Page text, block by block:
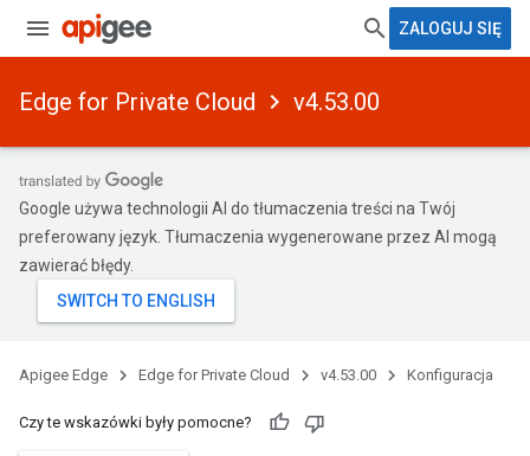
ZALOGUJ SIĘ
Edge for Private Cloud v4.53.00
Google używa technologii AI do tłumaczenia treści na Twój
preferowany język. Tłumaczenia wygenerowane przez AI mogą
zawierać błędy.
Apigee Edge Edge for Private Cloud v4.53.00 Konfiguracja
Czy te wskazówki były pomocne?